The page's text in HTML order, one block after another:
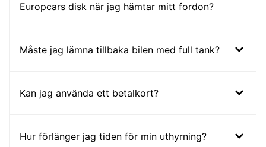
Europcars disk när jag hämtar mitt fordon?
Måste jag lämna tillbaka bilen med full tank?
Kan jag använda ett betalkort?
Hur förlänger jag tiden för min uthyrning?